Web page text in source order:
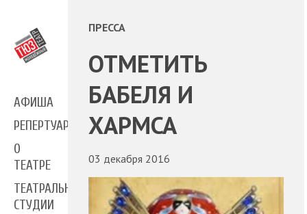
АФИША
РЕПЕРТУАР
О
ТЕАТРЕ
ТЕАТРАЛЬНЫЕ
СТУДИИ
ПРЕССА
ОТМЕТИТЬ
БАБЕЛЯ И
ХАРМСА
03 декабря 2016